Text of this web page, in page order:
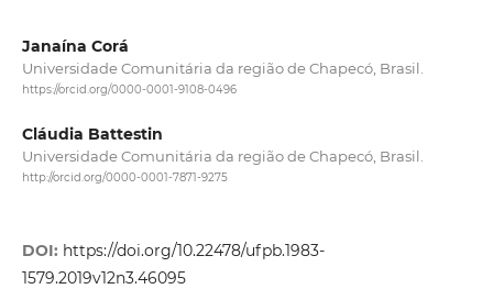
Janaína Corá
Universidade Comunitária da região de Chapecó, Brasil.
https://orcid.org/0000-0001-9108-0496
Cláudia Battestin
Universidade Comunitária da região de Chapecó, Brasil.
http://orcid.org/0000-0001-7871-9275
DOI: https://doi.org/10.22478/ufpb.1983-
1579.2019v12n3.46095